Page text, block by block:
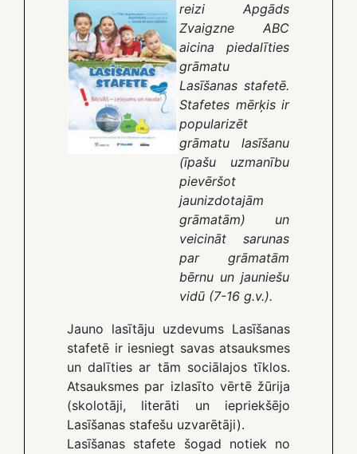
reizi Apgāds
Zvaigzne ABC
aicina piedalīties
grāmatu
Lasīšanas stafetē.
Stafetes mērķis ir
popularizēt
grāmatu lasīšanu
(īpašu uzmanību
pievēršot
jaunizdotajām
grāmatām) un
veicināt sarunas
par grāmatām
bērnu un jauniešu
vidū (7-16 g.v.).
Jauno lasītāju uzdevums Lasīšanas
stafetē ir iesniegt savas atsauksmes
un dalīties ar tām sociālajos tīklos.
Atsauksmes par izlasīto vērtē žūrija
(skolotāji, literāti un iepriekšējo
Lasīšanas stafešu uzvarētāji).
Lasīšanas stafete šogad notiek no